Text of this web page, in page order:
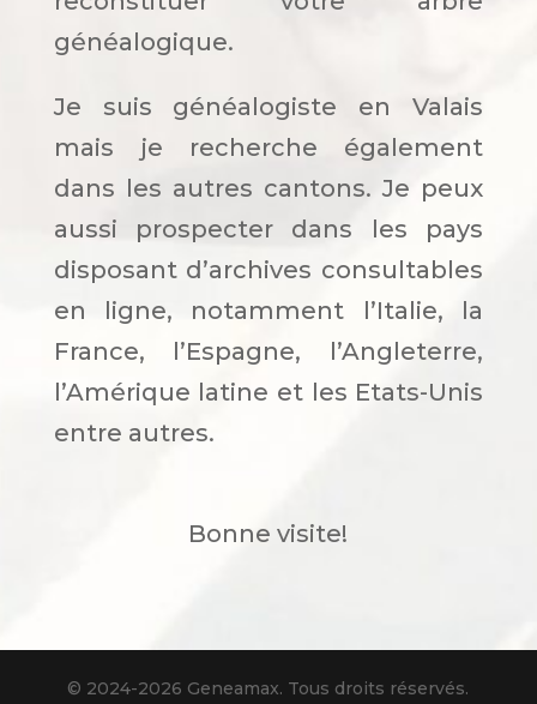
généalogique.
Je suis généalogiste en Valais
mais je recherche également
dans les autres cantons. Je peux
aussi prospecter dans les pays
disposant d’archives consultables
en ligne, notamment l’Italie, la
France, l’Espagne, l’Angleterre,
l’Amérique latine et les Etats-Unis
entre autres.
Bonne visite!
© 2024-2026 Geneamax. Tous droits réservés.